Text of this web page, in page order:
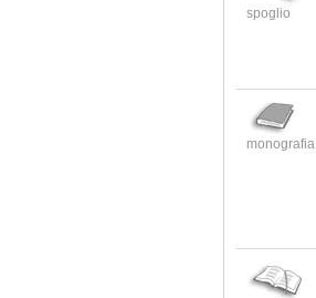
spoglio
monografia